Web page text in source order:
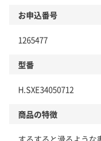
商品
本体
仕組
お申込番号
1265477
型番
H.SXE34050712
商品の特徴